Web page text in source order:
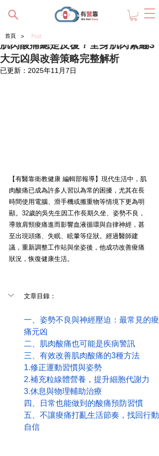
肌肉酸痛總是反覆？全身肌肉緊繃3
大元凶與改善策略完整解析
已更新： 2025年11月7日
【有醫靠衛教健康 編輯部報導】現代生活中，肌
肉酸痛已成為許多人習以為常的困擾，尤其在長
時間使用電腦、滑手機或搬重物等情境下更為明
顯。32歲的吳先生因工作長期久坐、姿勢不良，
導致肩頸痠痛進而影響血液循環與自律神經，甚
至出現頭痛、失眠、眩暈等症狀。經過醫師建
議，重新調整工作站與坐姿後，他成功改善痠痛
狀況，恢復健康生活。
文章目錄：
一、姿勢不良與神經壓迫：最常見的痠
痛元凶
二、肌肉酸痛也可能是疾病警訊
三、有效改善肌肉酸痛的3種方法
1.修正運動習慣與姿勢
2.補充粒線體營養，提升細胞代謝力
3.休息與物理輔助治療
四、日常也能做到的酸痛預防習慣
五、不讓痠痛打亂生活節奏，找回行動
自信
首頁 > Post